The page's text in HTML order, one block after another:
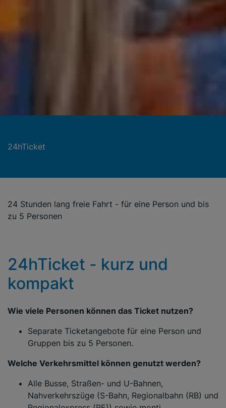
24hTicket
24 Stunden lang freie Fahrt - für eine Person und bis
zu 5 Personen
24hTicket - kurz und
kompakt
Wie viele Personen können das Ticket nutzen?
Separate Ticketangebote für eine Person und
Gruppen bis zu 5 Personen.
Welche Verkehrsmittel können genutzt werden?
Alle Busse, Straßen- und U-Bahnen,
Nahverkehrszüge (S-Bahn, Regionalbahn (RB) und